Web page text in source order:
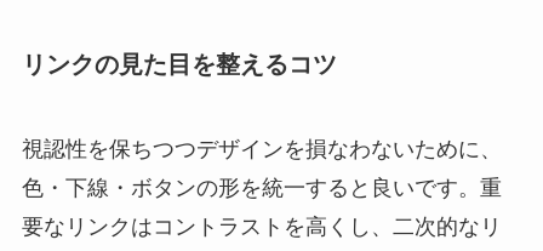
リンクの見た目を整えるコツ
視認性を保ちつつデザインを損なわないために、
色・下線・ボタンの形を統一すると良いです。重
要なリンクはコントラストを高くし、二次的なリ